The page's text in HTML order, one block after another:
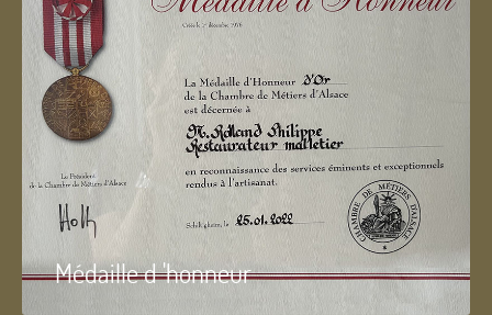
Médaille d 'honneur